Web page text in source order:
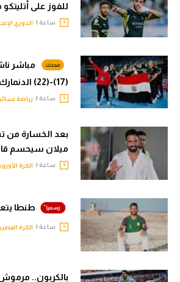
للفوز على
ساعة | الدوري
مباشر
(17)-(22) الدنمارك.. الشوط الثاني
ساعة | رياضة
بعد الخسارة من
ميلان سيحسم
ساعة | الكرة
طنطا
ساعة | الكرة
بالكربون..